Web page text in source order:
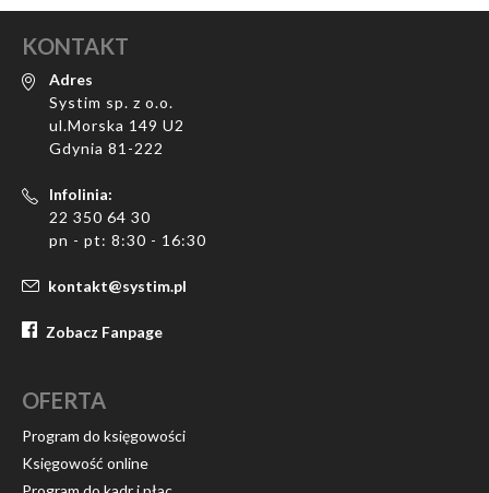
KONTAKT
Adres
Systim sp. z o.o.
ul.Morska 149 U2
Gdynia 81-222
Infolinia:
22 350 64 30
pn - pt: 8:30 - 16:30
kontakt@systim.pl
Zobacz Fanpage
OFERTA
Program do księgowości
Księgowość online